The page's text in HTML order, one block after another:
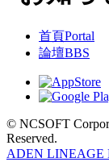
首頁Portal
論壇BBS
© NCSOFT
Reserved.
ADEN LINEAGE